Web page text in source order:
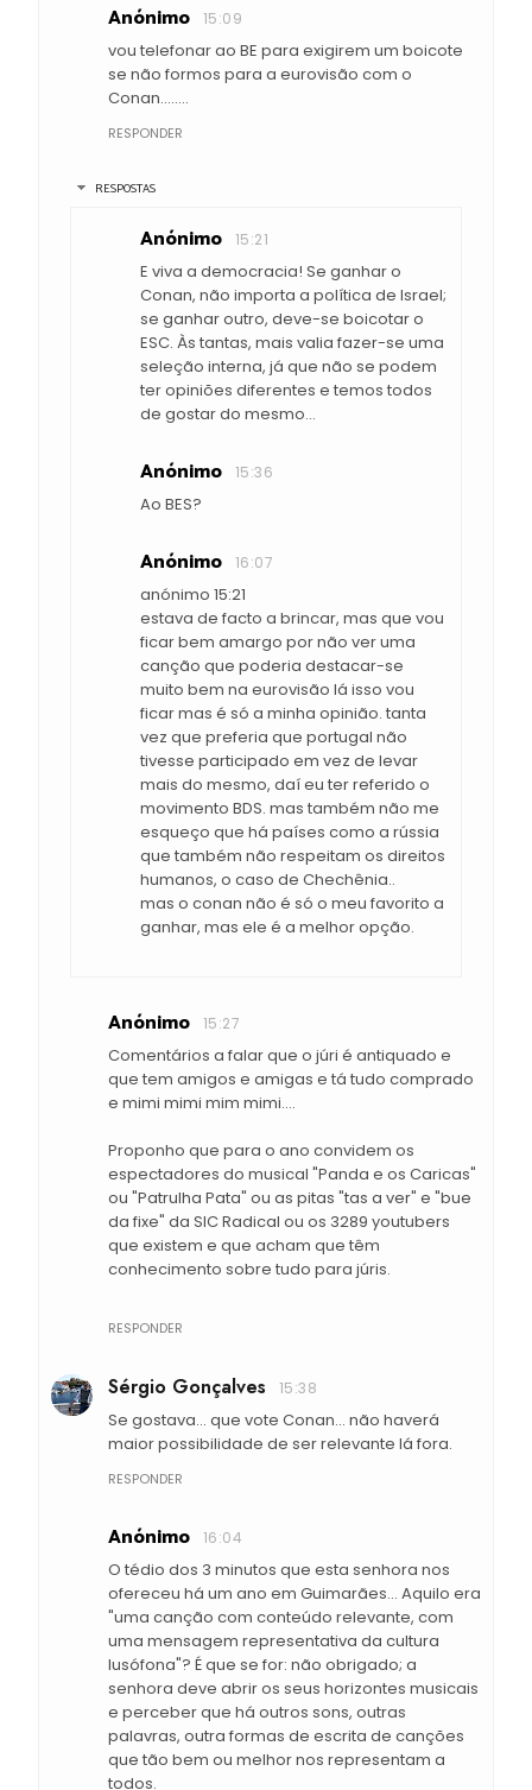
Anónimo 15:09
vou telefonar ao BE para exigirem um boicote
se não formos para a eurovisão com o
Conan........
RESPONDER
RESPOSTAS
Anónimo 15:21
E viva a democracia! Se ganhar o
Conan, não importa a política de Israel;
se ganhar outro, deve-se boicotar o
ESC. Às tantas, mais valia fazer-se uma
seleção interna, já que não se podem
ter opiniões diferentes e temos todos
de gostar do mesmo...
Anónimo 15:36
Ao BES?
Anónimo 16:07
anónimo 15:21
estava de facto a brincar, mas que vou
ficar bem amargo por não ver uma
canção que poderia destacar-se
muito bem na eurovisão lá isso vou
ficar mas é só a minha opinião. tanta
vez que preferia que portugal não
tivesse participado em vez de levar
mais do mesmo, daí eu ter referido o
movimento BDS. mas também não me
esqueço que há países como a rússia
que também não respeitam os direitos
humanos, o caso de Chechênia..
mas o conan não é só o meu favorito a
ganhar, mas ele é a melhor opção.
Anónimo 15:27
Comentários a falar que o júri é antiquado e
que tem amigos e amigas e tá tudo comprado
e mimi mimi mim mimi....
Proponho que para o ano convidem os
espectadores do musical "Panda e os Caricas"
ou "Patrulha Pata" ou as pitas "tas a ver" e "bue
da fixe" da SIC Radical ou os 3289 youtubers
que existem e que acham que têm
conhecimento sobre tudo para júris.
RESPONDER
Sérgio Gonçalves 15:38
Se gostava... que vote Conan... não haverá
maior possibilidade de ser relevante lá fora.
RESPONDER
Anónimo 16:04
O tédio dos 3 minutos que esta senhora nos
ofereceu há um ano em Guimarães... Aquilo era
"uma canção com conteúdo relevante, com
uma mensagem representativa da cultura
lusófona"? É que se for: não obrigado; a
senhora deve abrir os seus horizontes musicais
e perceber que há outros sons, outras
palavras, outra formas de escrita de canções
que tão bem ou melhor nos representam a
todos.